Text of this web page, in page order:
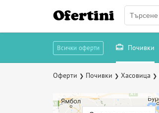
Ofertini
Всички оферти Почивки
Оферти ❯ Почивки ❯ Хасовица ❯